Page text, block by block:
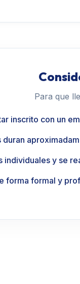
Para que
inscrito con un
duran
individuales y se
forma formal y